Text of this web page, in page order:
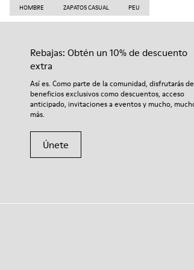
HOMBRE ZAPATOS CASUAL PEU
Rebajas: Obtén un 10% de descuento
extra
Así es. Como parte de la comunidad, disfrutarás de
beneficios exclusivos como descuentos, acceso
anticipado, invitaciones a eventos y mucho,
más.
Únete